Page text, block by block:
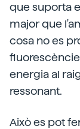
que suporta
major que
cosa no es
energia al
ressonant.
Això es pot